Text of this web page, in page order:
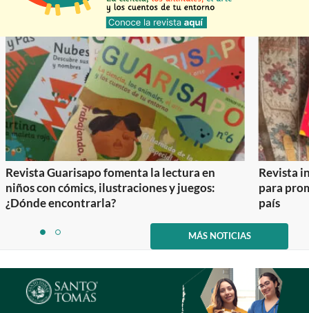
Revista Guarisapo fomenta la lectura en
niños con cómics, ilustraciones y juegos:
¿Dónde encontrarla?
Revista
para
país
itemitem
2
MÁS NOTICIAS